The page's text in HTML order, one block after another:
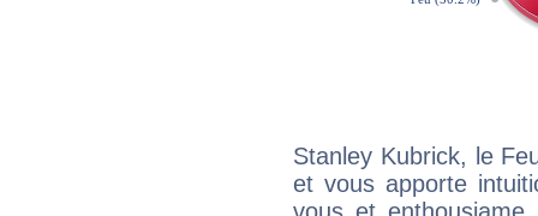
Stanley Kubrick, le
et vous apporte